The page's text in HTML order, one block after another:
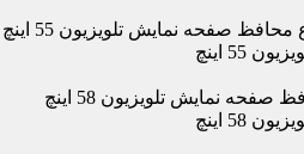
صفحه نمایش تلویزیون 55 اینچ
اینچ
نمایش تلویزیون 58 اینچ
اینچ